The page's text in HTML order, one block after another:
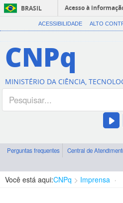
BRASIL
Acesso à
ACESSIBILIDADE ALTO
CNPq
MINISTÉRIO DA CIÊNCIA,
Perguntas frequentes Central de
Você está aqui:CNPq Imprensa